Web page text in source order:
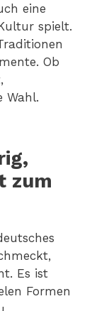
eine
spielt.
Ob
Wahl.
zum
Es ist
Formen